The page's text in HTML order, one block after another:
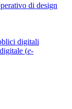
di design
digitali
(e-